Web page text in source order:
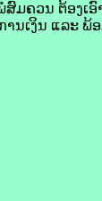
ມ​ຄວ​ນ ຕ້ອງ​ເອົ
ນ​ເງິນ ແລະ ພ້